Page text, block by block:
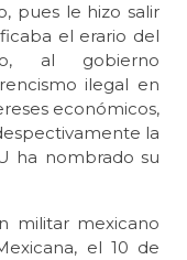
pues le hizo salir
el erario del
al gobierno
ilegal en
económicos,
la
ha nombrado su
militar mexicano
el 10 de